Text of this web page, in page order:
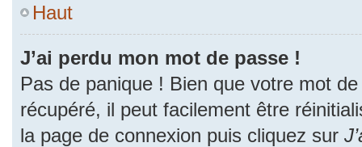
Haut
J’ai perdu mon mot de passe !
Pas de panique ! Bien que votre mot
récupéré, il peut facilement être
la page de connexion puis cliquez sur